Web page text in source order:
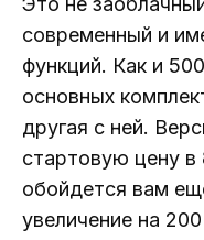
современный и
функций. Как и
основных
другая с ней.
стартовую цену в
обойдется вам
увеличение на